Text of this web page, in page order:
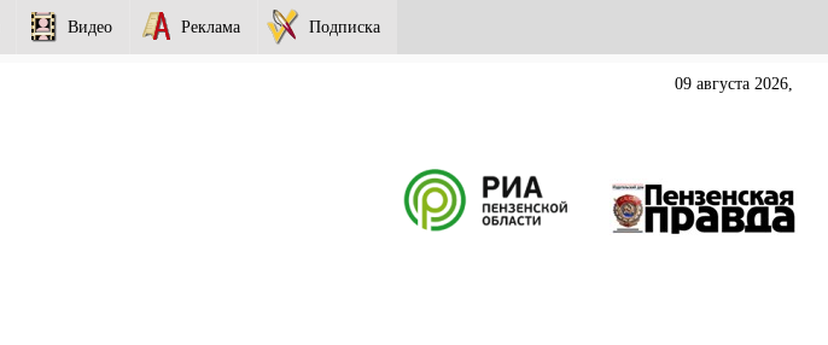
Видео Реклама Подписка
09 августа 2026,